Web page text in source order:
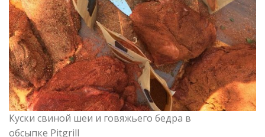
Куски свиной шеи и говяжьего бедра в
обсыпке Pitgrill